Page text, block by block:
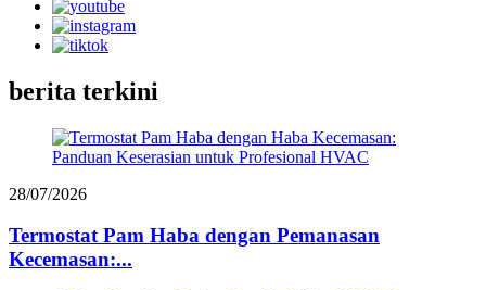
berita terkini
28/07/2026
Termostat Pam Haba dengan Pemanasan
Kecemasan:...